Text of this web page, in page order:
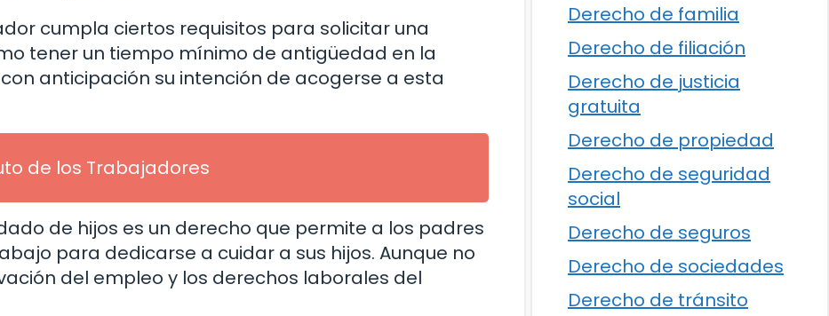
cumpla ciertos requisitos para solicitar una
tener un tiempo mínimo de antigüedad en la
anticipación su intención de acogerse a esta
de los Trabajadores
de hijos es un derecho que permite a los padres
para dedicarse a cuidar a sus hijos. Aunque no
del empleo y los derechos laborales del
Derecho de familia
Derecho de filiación
Derecho de justicia
gratuita
Derecho de propiedad
Derecho de seguridad
social
Derecho de seguros
Derecho de sociedades
Derecho de tránsito